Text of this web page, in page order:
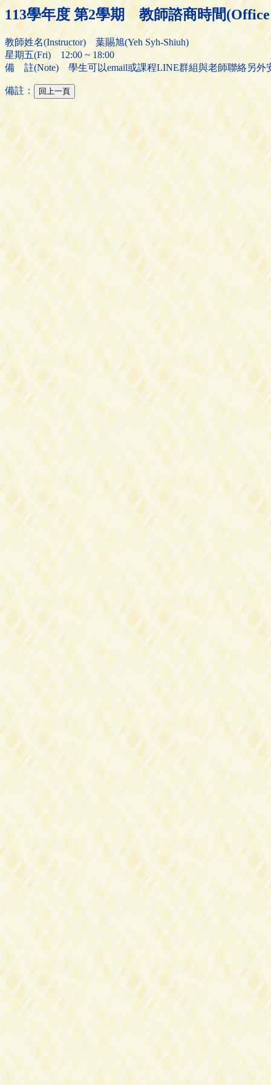
113學年度 第2學期 教師諮商時間
教師姓名(Instructor) 葉賜旭(Yeh Syh-Shiuh)
星期五(Fri) 12:00 ~ 18:00
備 註(Note) 學生可以email或課程LINE群組與老師聯絡另外
備註：